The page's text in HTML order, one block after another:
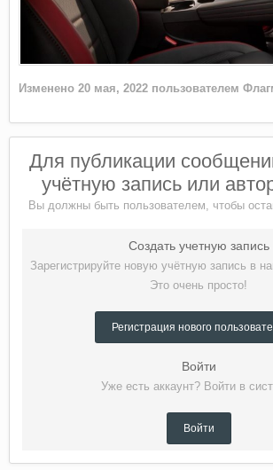
Изменено 20 мая, 2022 пользователем
Для публикации
учётную запись или
Вы должны быть пользователем, чтобы
Создать учетную запись
Зарегистрируйте новую учётную запись в
Это очень просто!
Регистрация нового
Войти
Уже есть аккаунт? Войти в
Войти